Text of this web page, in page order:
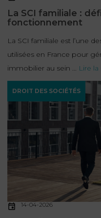
La SCI familiale :
fonctionnement
La SCI familiale est l’une
utilisées en France pour
immobilier au sein ... Lire la
DROIT DES SOCIÉTÉS
14-04-2026